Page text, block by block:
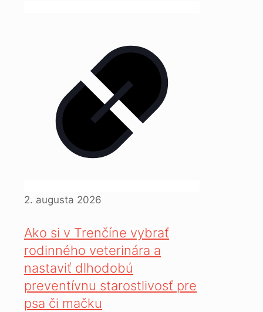
2. augusta 2026
Ako si v Trenčíne vybrať
rodinného veterinára a
nastaviť dlhodobú
preventívnu starostlivosť pre
psa či mačku